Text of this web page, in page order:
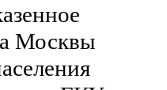
Москвы